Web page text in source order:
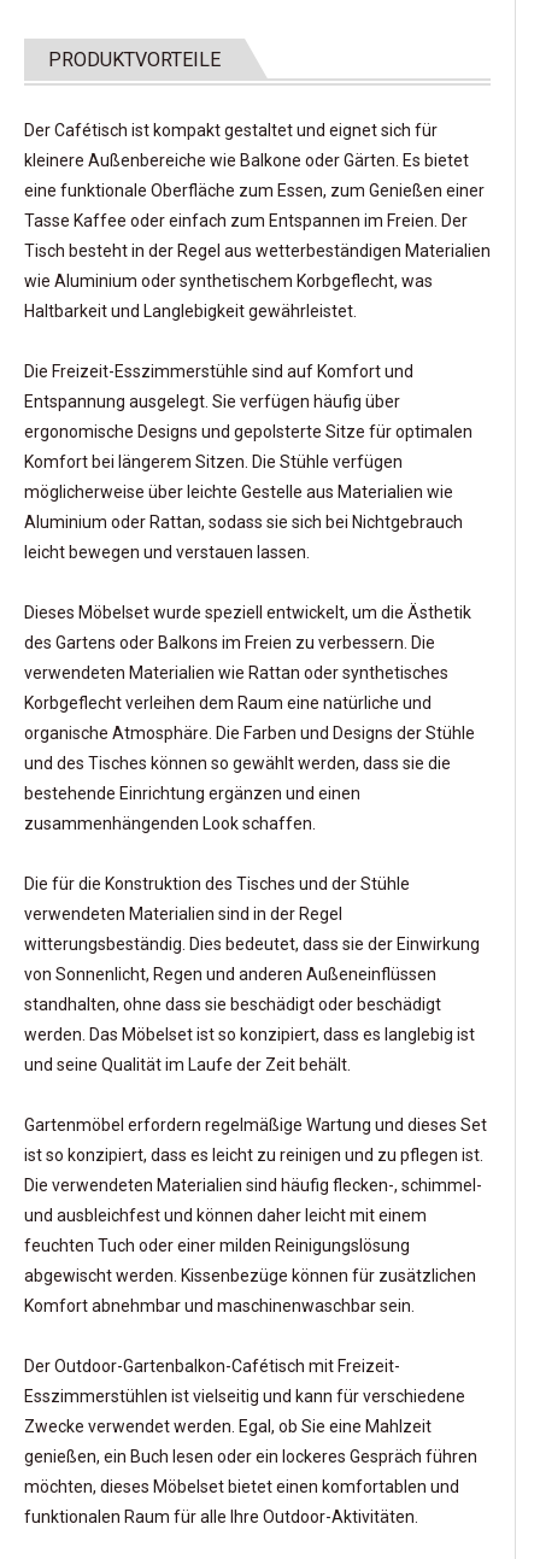
PRODUKTVORTEILE
Der Cafétisch ist kompakt gestaltet und eignet sich für
kleinere Außenbereiche wie Balkone oder Gärten. Es bietet
eine funktionale Oberfläche zum Essen, zum Genießen einer
Tasse Kaffee oder einfach zum Entspannen im Freien. Der
Tisch besteht in der Regel aus wetterbeständigen Materialien
wie Aluminium oder synthetischem Korbgeflecht, was
Haltbarkeit und Langlebigkeit gewährleistet.
Die Freizeit-Esszimmerstühle sind auf Komfort und
Entspannung ausgelegt. Sie verfügen häufig über
ergonomische Designs und gepolsterte Sitze für optimalen
Komfort bei längerem Sitzen. Die Stühle verfügen
möglicherweise über leichte Gestelle aus Materialien wie
Aluminium oder Rattan, sodass sie sich bei Nichtgebrauch
leicht bewegen und verstauen lassen.
Dieses Möbelset wurde speziell entwickelt, um die Ästhetik
des Gartens oder Balkons im Freien zu verbessern. Die
verwendeten Materialien wie Rattan oder synthetisches
Korbgeflecht verleihen dem Raum eine natürliche und
organische Atmosphäre. Die Farben und Designs der Stühle
und des Tisches können so gewählt werden, dass sie die
bestehende Einrichtung ergänzen und einen
zusammenhängenden Look schaffen.
Die für die Konstruktion des Tisches und der Stühle
verwendeten Materialien sind in der Regel
witterungsbeständig. Dies bedeutet, dass sie der Einwirkung
von Sonnenlicht, Regen und anderen Außeneinflüssen
standhalten, ohne dass sie beschädigt oder beschädigt
werden. Das Möbelset ist so konzipiert, dass es langlebig ist
und seine Qualität im Laufe der Zeit behält.
Gartenmöbel erfordern regelmäßige Wartung und dieses Set
ist so konzipiert, dass es leicht zu reinigen und zu pflegen ist.
Die verwendeten Materialien sind häufig flecken-, schimmel-
und ausbleichfest und können daher leicht mit einem
feuchten Tuch oder einer milden Reinigungslösung
abgewischt werden. Kissenbezüge können für zusätzlichen
Komfort abnehmbar und maschinenwaschbar sein.
Der Outdoor-Gartenbalkon-Cafétisch mit Freizeit-
Esszimmerstühlen ist vielseitig und kann für verschiedene
Zwecke verwendet werden. Egal, ob Sie eine Mahlzeit
genießen, ein Buch lesen oder ein lockeres Gespräch führen
möchten, dieses Möbelset bietet einen komfortablen und
funktionalen Raum für alle Ihre Outdoor-Aktivitäten.